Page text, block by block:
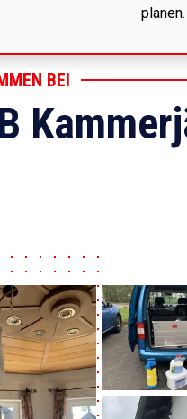
BEI